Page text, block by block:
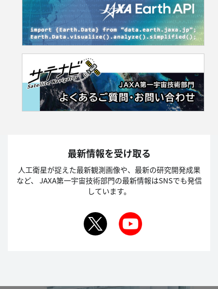
最新情報を受け取る
人工衛星が捉えた最新観測画像や、最新の研究開発成果
など、
JAXA第一宇宙技術部門の最新情報はSNSでも発信
しています。